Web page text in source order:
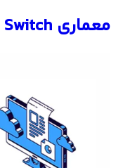
معماری vSphere Distributed Switch